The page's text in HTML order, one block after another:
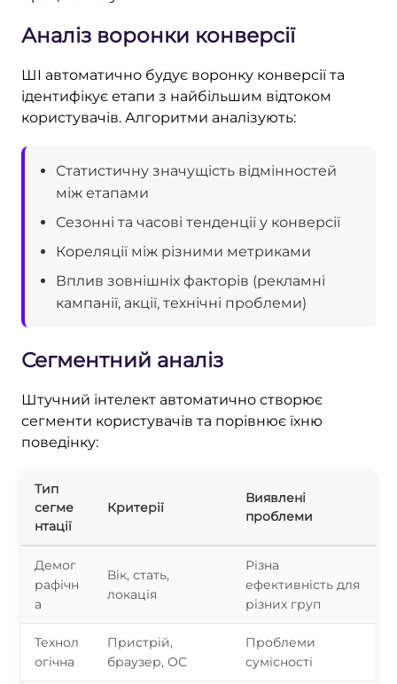
Аналіз воронки конверсії
ШІ автоматично будує воронку конверсії та
ідентифікує етапи з найбільшим відтоком
користувачів. Алгоритми аналізують:
Статистичну значущість відмінностей
між етапами
Сезонні та часові тенденції у конверсії
Кореляції між різними метриками
Вплив зовнішніх факторів (рекламні
кампанії, акції, технічні проблеми)
Сегментний аналіз
Штучний інтелект автоматично створює
сегменти користувачів та порівнює їхню
поведінку:
Тип
сегме
нтації
Критерії
Виявлені
проблеми
Демог
рафічн
а
Вік, стать,
локація
Різна
ефективність для
різних груп
Технол
огічна
Пристрій,
браузер, ОС
Проблеми
сумісності